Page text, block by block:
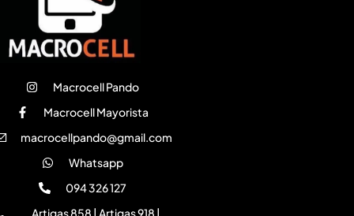
Macrocell Pando
Macrocell Mayorista
macrocellpando@gmail.com
Whatsapp
094 326 127
Artigas 858 | Artigas 918 |